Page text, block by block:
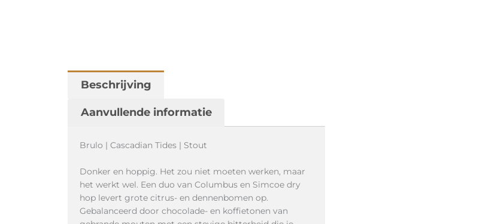
Beschrijving
Aanvullende informatie
Brulo | Cascadian Tides | Stout
Donker en hoppig. Het zou niet moeten werken, maar
het werkt wel. Een duo van Columbus en Simcoe dry
hop levert grote citrus- en dennenbomen op.
Gebalanceerd door chocolade- en koffietonen van